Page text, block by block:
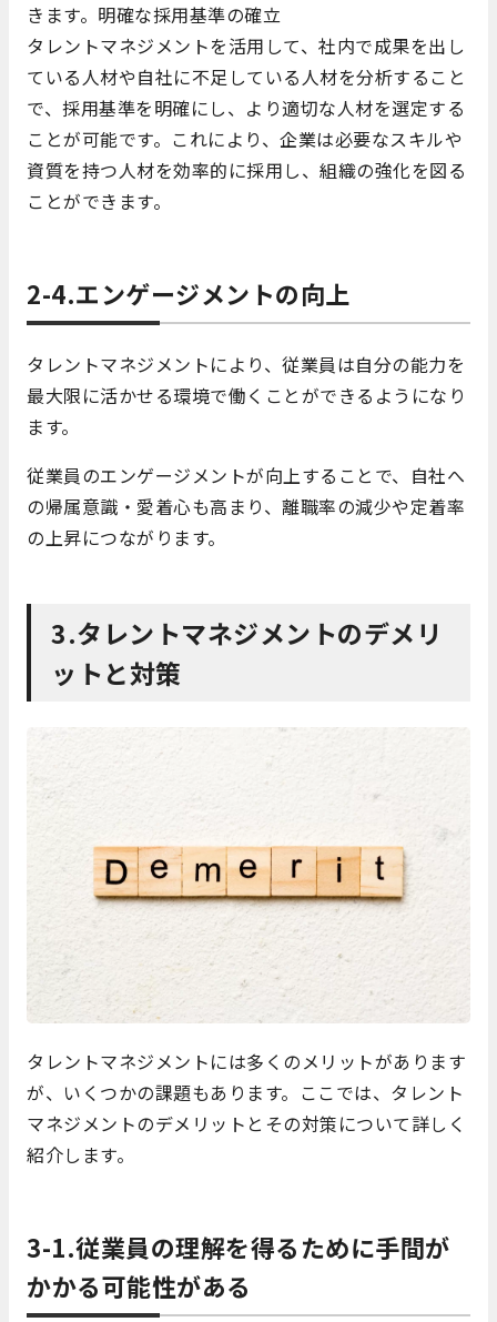
きます。明確な採用基準の確立
タレントマネジメントを活用して、社内で成果を出し
ている人材や自社に不足している人材を分析すること
で、採用基準を明確にし、より適切な人材を選定する
ことが可能です。これにより、企業は必要なスキルや
資質を持つ人材を効率的に採用し、組織の強化を図る
ことができます。
2-4.エンゲージメントの向上
タレントマネジメントにより、従業員は自分の能力を
最大限に活かせる環境で働くことができるようになり
ます。
従業員のエンゲージメントが向上することで、自社へ
の帰属意識・愛着心も高まり、離職率の減少や定着率
の上昇につながります。
3.タレントマネジメントのデメリ
ットと対策
タレントマネジメントには多くのメリットがあります
が、いくつかの課題もあります。ここでは、タレント
マネジメントのデメリットとその対策について詳しく
紹介します。
3-1.従業員の理解を得るために手間が
かかる可能性がある